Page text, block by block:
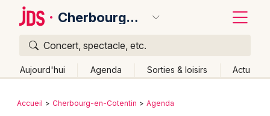
Cherbourg-en-Cotentin
Concert, spectacle, etc.
Aujourd'hui Agenda Sorties & loisirs Actu
Publier un événement
Retour
Accueil Cherbourg-en-Cotentin Agenda
Quoi ?
Où ?